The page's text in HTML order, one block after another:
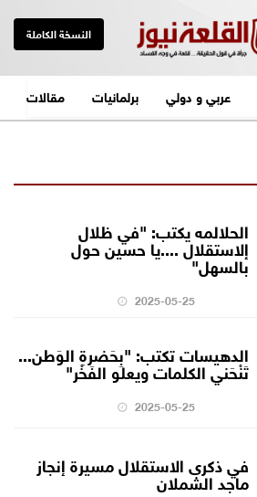
النسخة الكاملة
عربي و دولي برلمانيات مقالات
الحلالمه يكتب: "في ظلال
إلاستقلال ....يا حسين حول
بالسهل"
2025-05-25
الدهيسات تكتب: "بِحَضرةِ الوَطن...
تَنْحَني الكلمات ويعلو الفَخْر"
2025-05-25
في ذكرى الاستقلال مسيرة إنجاز
ماجد الشملان